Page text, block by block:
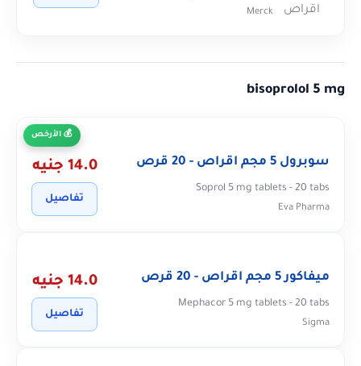
Merck
bisoprolol 5 mg
الأرخص
سوبرول 5 مجم اقراص - 20 قرص
Soprol 5 mg tablets - 20 tabs
Eva Pharma
14.0 جنيه
تفاصيل
ميفاكور 5 مجم اقراص - 20 قرص
Mephacor 5 mg tablets - 20 tabs
Sigma
14.0 جنيه
تفاصيل